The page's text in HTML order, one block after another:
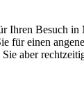
Besuch
für einen
aber